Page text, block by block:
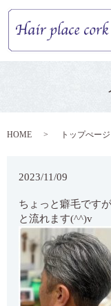
HOME トップぺージ
2023/11/09
ちょっと癖毛です
と流れます(^^)v